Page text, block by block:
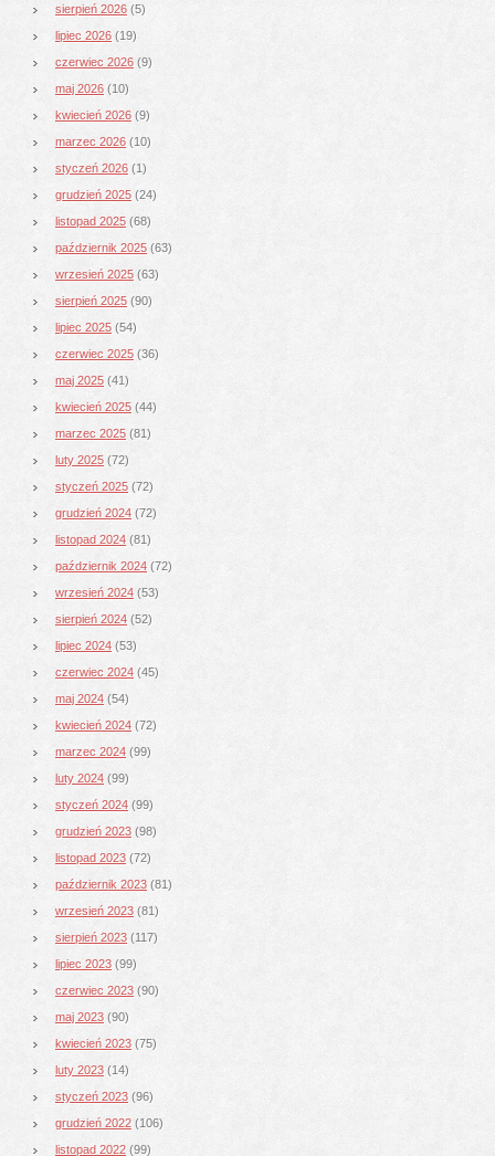
sierpień 2026 (5)
lipiec 2026 (19)
czerwiec 2026 (9)
maj 2026 (10)
kwiecień 2026 (9)
marzec 2026 (10)
styczeń 2026 (1)
grudzień 2025 (24)
listopad 2025 (68)
październik 2025 (63)
wrzesień 2025 (63)
sierpień 2025 (90)
lipiec 2025 (54)
czerwiec 2025 (36)
maj 2025 (41)
kwiecień 2025 (44)
marzec 2025 (81)
luty 2025 (72)
styczeń 2025 (72)
grudzień 2024 (72)
listopad 2024 (81)
październik 2024 (72)
wrzesień 2024 (53)
sierpień 2024 (52)
lipiec 2024 (53)
czerwiec 2024 (45)
maj 2024 (54)
kwiecień 2024 (72)
marzec 2024 (99)
luty 2024 (99)
styczeń 2024 (99)
grudzień 2023 (98)
listopad 2023 (72)
październik 2023 (81)
wrzesień 2023 (81)
sierpień 2023 (117)
lipiec 2023 (99)
czerwiec 2023 (90)
maj 2023 (90)
kwiecień 2023 (75)
luty 2023 (14)
styczeń 2023 (96)
grudzień 2022 (106)
listopad 2022 (99)